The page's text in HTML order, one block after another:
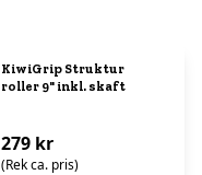
KiwiGrip Struktur
roller 9" inkl. skaft
279 kr
(Rek ca. pris)